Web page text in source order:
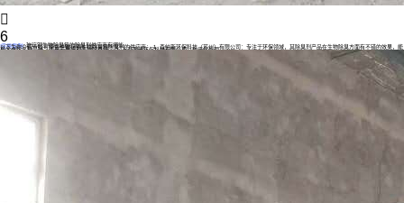

6
应用案例 玻璃钢生物除臭箱的除臭剂供应商有哪些
以下为你介绍一些可能提供玻璃钢生物除臭箱除臭剂的供应商： 1. 森纳斯环保科技（苏州）有限公司：专注于环保领域，其除臭剂产品在生物除臭方面有不错的效果，能
有效去除多种异味，适用于玻璃钢生物除臭箱。 2. 上海羿清环保科技有限公司：在废气处理